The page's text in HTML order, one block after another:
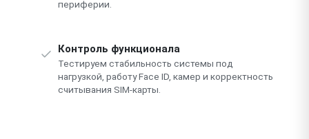
периферии.
Контроль функционала
Тестируем стабильность системы под
нагрузкой, работу Face ID, камер и корректность
считывания SIM-карты.